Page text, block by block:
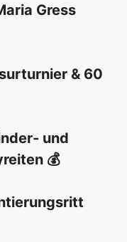
Gress
& 60
und
💰